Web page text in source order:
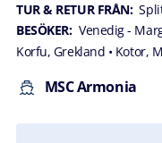
TUR & RETUR FRÅN:
BESÖKER: Venedig -
Korfu, Grekland • Kotor,
MSC Armonia